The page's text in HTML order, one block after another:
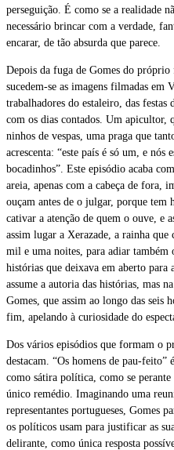
perseguição. É como se a realidade
necessário brincar com a verdade,
encarar, de tão absurda que parece.
Depois da fuga de Gomes do
sucedem-se as imagens filmadas em
trabalhadores do estaleiro, das festas
com os dias contados. Um apicultor,
ninhos de vespas, uma praga que
acrescenta: “este país é só um, e nós
bocadinhos”. Este episódio acaba
areia, apenas com a cabeça de fora,
ouçam antes de o julgar, porque
cativar a atenção de quem o ouve, e
assim lugar a Xerazade, a rainha
mil e uma noites, para adiar também
histórias que deixava em aberto para
assume a autoria das histórias, mas
Gomes, que assim ao longo das seis
fim, apelando à curiosidade do
Dos vários episódios que formam o
destacam. “Os homens de pau-
como sátira política, como se
único remédio. Imaginando uma
representantes portugueses, Gomes
os políticos usam para justificar as
delirante, como única resposta